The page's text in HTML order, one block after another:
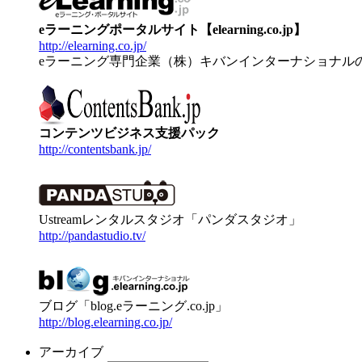
eラーニングポータルサイト【elearning.co.jp】
http://elearning.co.jp/
eラーニング専門企業（株）キバンインターナショナル
コンテンツビジネス支援パック
http://contentsbank.jp/
Ustreamレンタルスタジオ「パンダスタジオ」
http://pandastudio.tv/
ブログ「blog.eラーニング.co.jp」
http://blog.elearning.co.jp/
アーカイブ